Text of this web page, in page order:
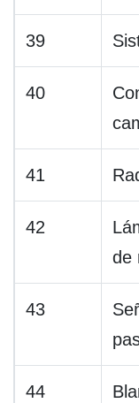
39
40
41
42
de
43
44